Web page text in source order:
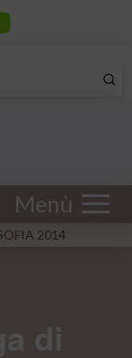
Menù
2014